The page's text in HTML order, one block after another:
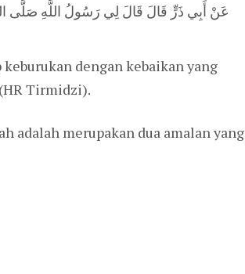
عَنْ أَبِي ذَرٍّ قَالَ قَالَ لِي رَسُولُ اللَّهِ صَلَّى
dengan kebaikan yang
Tirmidzi).
adalah merupakan dua amalan yang